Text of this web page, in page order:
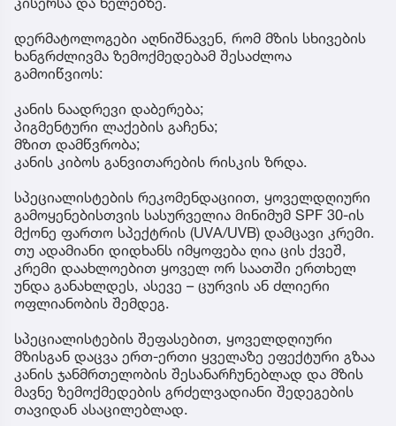
დერმატოლოგები აღნიშნავენ, რომ მზის სხივების
ხანგრძლივმა ზემოქმედებამ შესაძლოა
გამოიწვიოს:
კანის ნაადრევი დაბერება;
პიგმენტური ლაქების გაჩენა;
მზით დამწვრობა;
კანის კიბოს განვითარების რისკის ზრდა.
სპეციალისტების რეკომენდაციით, ყოველდღიური
გამოყენებისთვის სასურველია მინიმუმ SPF 30-ის
მქონე ფართო სპექტრის (UVA/UVB) დამცავი კრემი.
თუ ადამიანი დიდხანს იმყოფება ღია ცის ქვეშ,
კრემი დაახლოებით ყოველ ორ საათში ერთხელ
უნდა განახლდეს, ასევე – ცურვის ან ძლიერი
ოფლიანობის შემდეგ.
სპეციალისტების შეფასებით, ყოველდღიური
მზისგან დაცვა ერთ-ერთი ყველაზე ეფექტური გზაა
კანის ჯანმრთელობის შესანარჩუნებლად და მზის
მავნე ზემოქმედების გრძელვადიანი შედეგების
თავიდან ასაცილებლად.